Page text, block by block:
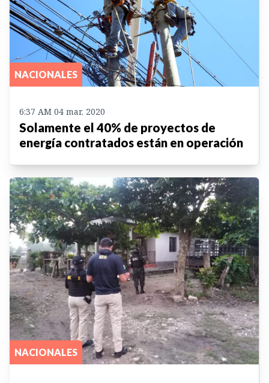
NACIONALES
6:37 AM 04 mar. 2020
Solamente el 40% de proyectos de
energía contratados están en operación
NACIONALES